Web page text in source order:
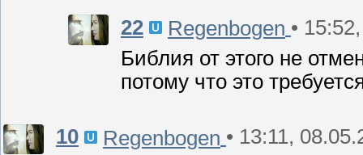
22 Regenbogen •
Библия от этого не
потому что это
10 Regenbogen • 13:11,